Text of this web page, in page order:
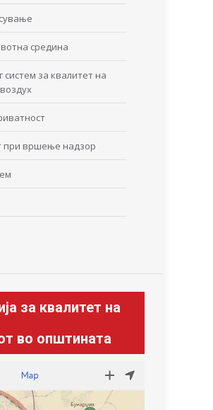
средина
за квалитет на
при вршење надзор
за квалитет на
во општината